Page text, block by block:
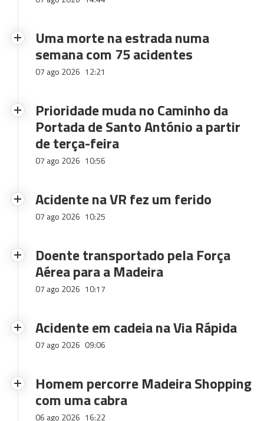
Uma morte na estrada numa
semana com 75 acidentes
07 ago 2026 12:21
Prioridade muda no Caminho da
Portada de Santo António a partir
de terça-feira
07 ago 2026 10:56
Acidente na VR fez um ferido
07 ago 2026 10:25
Doente transportado pela Força
Aérea para a Madeira
07 ago 2026 10:17
Acidente em cadeia na Via Rápida
07 ago 2026 09:06
Homem percorre Madeira Shopping
com uma cabra
06 ago 2026 16:22